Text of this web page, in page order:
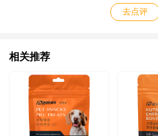
去点评
相关推荐